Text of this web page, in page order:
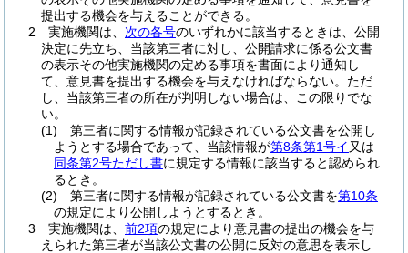
提出する機会を与えることができる。
2
実施機関は、 次の各号のいずれかに該当するときは、公開
決定に先立ち、当該第三者に対し、公開請求に係る公文書
の表示その他実施機関の定める事項を書面により通知し
て、意見書を提出する機会を与えなければならない。 ただ
し、当該第三者の所在が判明しない場合は、この限りでな
い。
(1)
第三者に関する情報が記録されている公文書を公開し
ようとする場合であって、当該情報が第8条第1号イ 又は
同条第2号ただし書に規定する情報に該当すると認められ
るとき。
(2)
第三者に関する情報が記録されている公文書を第10条
の規定により公開しようとするとき。
3
実施機関は、 前2項の規定により意見書の提出の機会を与
えられた第三者が当該公文書の公開に反対の意思を表示し